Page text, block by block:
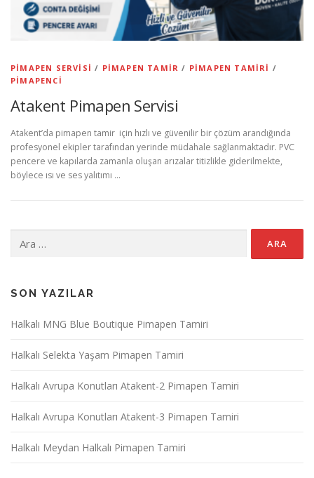
PIMAPEN SERVISI / PIMAPEN TAMIR / PIMAPEN TAMIRI /
PIMAPENCI
Atakent Pimapen Servisi
Atakent’da pimapen tamir için hızlı ve güvenilir bir çözüm arandığında
profesyonel ekipler tarafından yerinde müdahale sağlanmaktadır. PVC
pencere ve kapılarda zamanla oluşan arızalar titizlikle giderilmekte,
böylece ısı ve ses yalıtımı …
SON YAZILAR
Halkalı MNG Blue Boutique Pimapen Tamiri
Halkalı Selekta Yaşam Pimapen Tamiri
Halkalı Avrupa Konutları Atakent-2 Pimapen Tamiri
Halkalı Avrupa Konutları Atakent-3 Pimapen Tamiri
Halkalı Meydan Halkalı Pimapen Tamiri